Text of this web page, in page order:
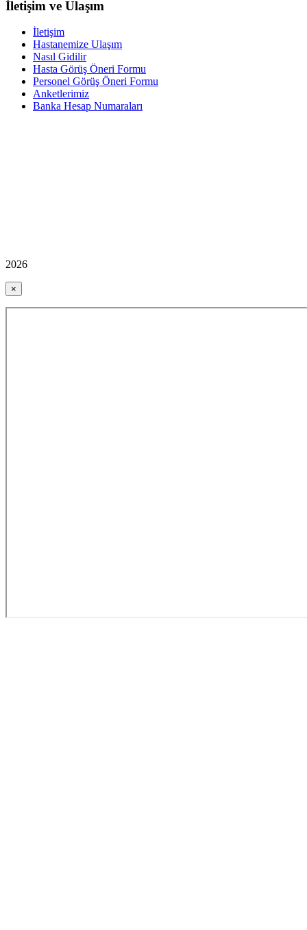
İletişim ve Ulaşım
İletişim
Hastanemize Ulaşım
Nasıl Gidilir
Hasta Görüş Öneri Formu
Personel Görüş Öneri Formu
Anketlerimiz
Banka Hesap Numaraları
2026
×